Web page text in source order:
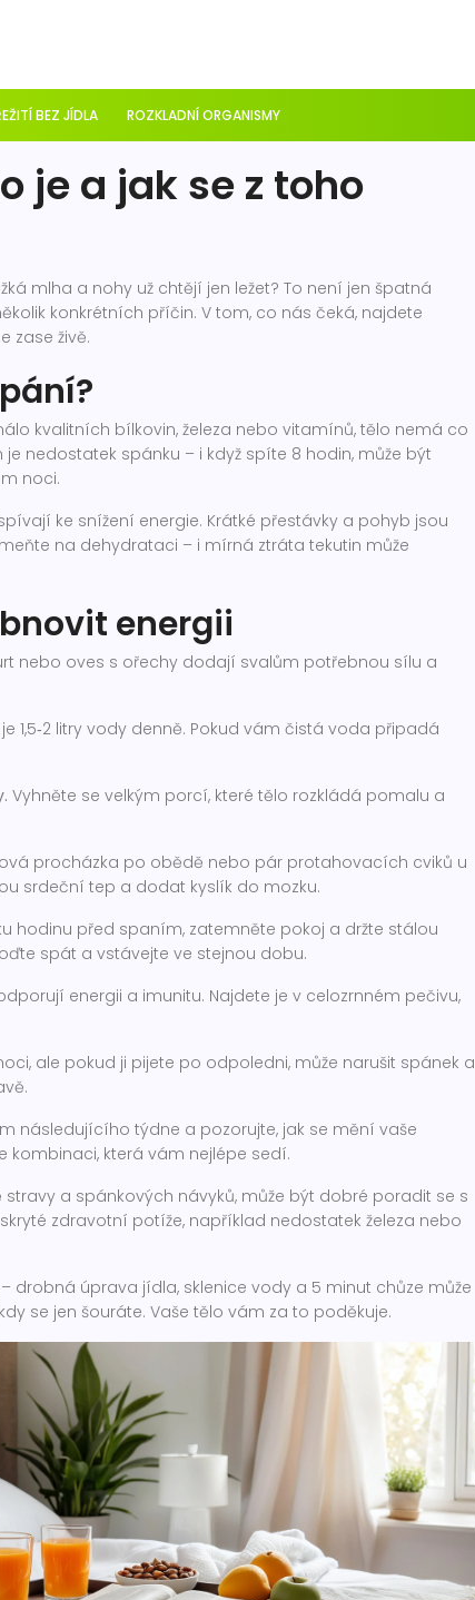
BEZ JÍDLA ROZKLADNÍ ORGANISMY
je a jak se z toho
mlha a nohy už chtějí jen ležet? To není jen špatná
konkrétních příčin. V tom, co nás čeká, najdete
zase živě.
kvalitních bílkovin, železa nebo vitamínů, tělo nemá co
nedostatek spánku – i když spíte 8 hodin, může být
noci.
ke snížení energie. Krátké přestávky a pohyb jsou
na dehydrataci – i mírná ztráta tekutin může
energii
nebo oves s ořechy dodají svalům potřebnou sílu a
1,5‑2 litry vody denně. Pokud vám čistá voda připadá
Vyhněte se velkým porcí, které tělo rozkládá pomalu a
procházka po obědě nebo pár protahovacích cviků u
srdeční tep a dodat kyslík do mozku.
hodinu před spaním, zatemněte pokoj a držte stálou
spát a vstávejte ve stejnou dobu.
energii a imunitu. Najdete je v celozrnném pečivu,
ale pokud ji pijete po odpoledni, může narušit spánek a
následujícího týdne a pozorujte, jak se mění vaše
kombinaci, která vám nejlépe sedí.
a spánkových návyků, může být dobré poradit se s
zdravotní potíže, například nedostatek železa nebo
drobná úprava jídla, sklenice vody a 5 minut chůze může
se jen šouráte. Vaše tělo vám za to poděkuje.